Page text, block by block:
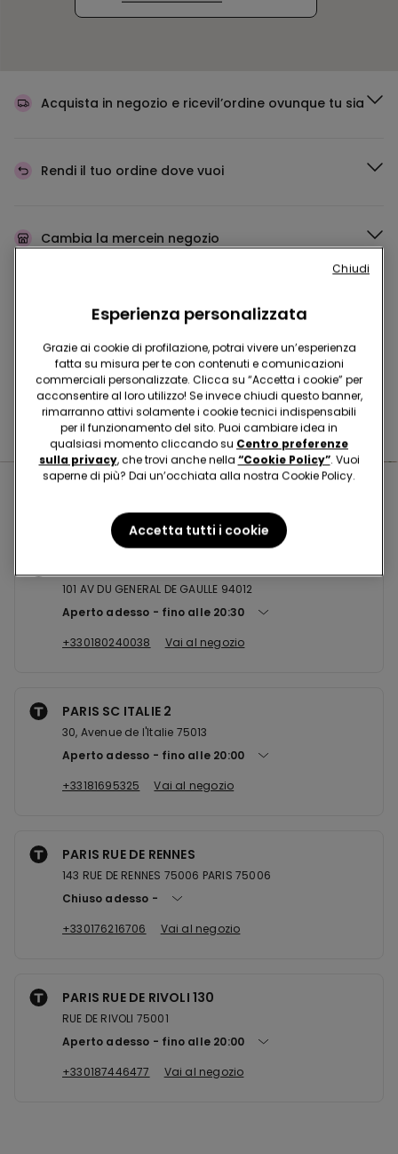
Acquista in negozio e ricevil’ordine ovunque tu sia
Rendi il tuo ordine dove vuoi
Cambia la mercein negozio
Programma FedeltàTEZENIS TALENT
Hai domande sulle misure di sicurezza nei nostri store?
Leggi le nostre FAQ
101 AV DU GENERAL DE GAULLE 94012
Aperto adesso
fino alle 20:30
+330180240038
Vai al negozio
PARIS SC ITALIE 2
30, Avenue de l'Italie 75013
Aperto adesso
fino alle 20:00
+33181695325
Vai al negozio
PARIS RUE DE RENNES
143 RUE DE RENNES 75006 PARIS 75006
Chiuso adesso
+330176216706
Vai al negozio
PARIS RUE DE RIVOLI 130
RUE DE RIVOLI 75001
Aperto adesso
fino alle 20:00
+330187446477
Vai al negozio
Esperienza personalizzata
Grazie ai cookie di profilazione, potrai vivere un’esperienza
fatta su misura per te con contenuti e comunicazioni
commerciali personalizzate. Clicca su “Accetta i cookie” per
acconsentire al loro utilizzo! Se invece chiudi questo banner,
rimarranno attivi solamente i cookie tecnici indispensabili
per il funzionamento del sito. Puoi cambiare idea in
qualsiasi momento cliccando su Centro preferenze
sulla privacy, che trovi anche nella “Cookie Policy”. Vuoi
saperne di più? Dai un’occhiata alla nostra Cookie Policy.
Accetta tutti i cookie
Chiudi